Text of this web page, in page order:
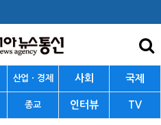
산업ㆍ경제 사회 국제
종교 인터뷰 TV